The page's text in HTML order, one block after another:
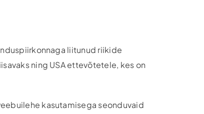
liitunud riikide
ning USA ettevõtetele, kes on
kasutamisega seonduvaid